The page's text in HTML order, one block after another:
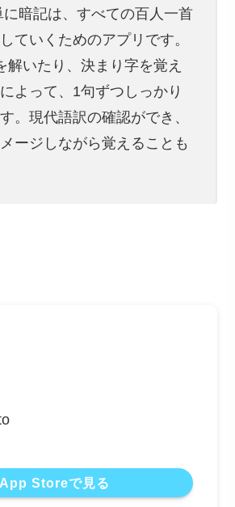
暗記は、すべての百人一首
ていくためのアプリです。
解いたり、決まり字を覚え
よって、1句ずつしっかり
。現代語訳の確認ができ、
ージしながら覚えることも
App Storeで見る